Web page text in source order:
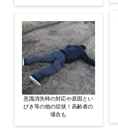
意識消失時の対応や原因とい
びき等の他の症状！高齢者の
場合も